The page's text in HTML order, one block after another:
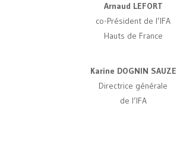
Arnaud LEFORT
co-Président de l’IFA
Hauts de France
Karine DOGNIN SAUZE
Directrice générale
de l’IFA